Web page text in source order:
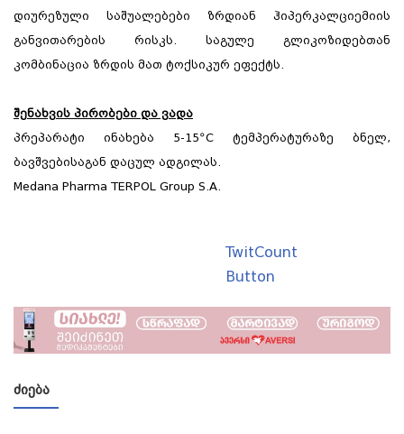
დიურეზული საშუალებები ზრდიან ჰიპერკალციემიის
განვითარების რისკს. საგულე გლიკოზიდებთან
კომბინაცია ზრდის მათ ტოქსიკურ ეფექტს.
შენახვის პირობები და ვადა
პრეპარატი ინახება 5-15ºC ტემპერატურაზე ბნელ,
ბავშვებისაგან დაცულ ადგილას.
Medana Pharma TERPOL Group S.A.
TwitCount
Button
ᲫᲘᲔᲑᲐ